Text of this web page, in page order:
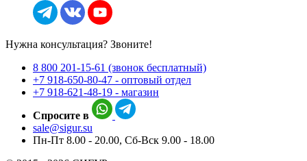
Нужна консультация? Звоните!
8 800 201-15-61 (звонок бесплатный)
+7 918-650-80-47 - оптовый отдел
+7 918-621-48-19 - магазин
Спросите в
sale@sigur.su
Пн-Пт 8.00 - 20.00, Сб-Вск 9.00 - 18.00